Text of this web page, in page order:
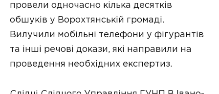
провели одночасно кілька десятків
обшуків у Ворохтянській громаді.
Вилучили мобільні телефони у фігурантів
та інші речові докази, які направили на
проведення необхідних експертиз.